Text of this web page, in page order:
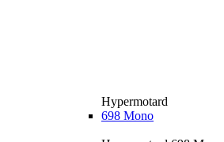
Hypermotard
698 Mono